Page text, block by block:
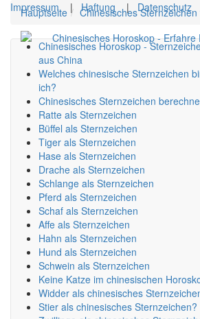
Impressum|Haftung | Datenschutz
Chinesisches Horoskop -
Hauptseite Chinesisches
Chinesisches Horoskop -
aus China
Welches chinesische Sternzeichen
ich?
Chinesisches Sternzeichen
Ratte als Sternzeichen
Büffel als Sternzeichen
Tiger als Sternzeichen
Hase als Sternzeichen
Drache als Sternzeichen
Schlange als Sternzeichen
Pferd als Sternzeichen
Schaf als Sternzeichen
Affe als Sternzeichen
Hahn als Sternzeichen
Hund als Sternzeichen
Schwein als Sternzeichen
Keine Katze im chinesischen
Widder als chinesisches
Stier als chinesisches Sternzeichen?